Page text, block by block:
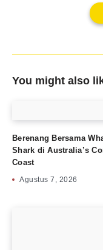
You might also
Berenang Bersama
Shark di Australia’s
Coast
Agustus 7, 2026